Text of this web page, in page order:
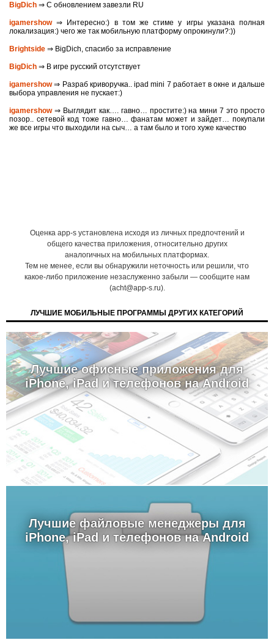
BigDich ⇒ С обновлением завезли RU
igamershow⇒ Интересно:) в том же стиме у игры указана полная
локализация:) чего же так мобильную платформу опрокинули?:))
Brightside ⇒ BigDich, спасибо за исправление
BigDich ⇒ В игре русский отсутствует
igamershow⇒ Разраб криворучка.. ipad mini 7 работает в окне и дальше
выбора управления не пускает:)
igamershow⇒ Выглядит как…. гавно… простите:) на мини 7 это просто
позор.. сетевой код тоже гавно… фанатам может и зайдет… покупали
же все игры что выходили на сыч… а там было и того хуже качество
Оценка app-s установлена исходя из личных предпочтений и
общего качества приложения, относительно других
аналогичных на мобильных платформах.
Тем не менее, если вы обнаружили неточность или решили, что
какое-либо приложение незаслуженно забыли — сообщите нам
(acht@app-s.ru).
ЛУЧШИЕ МОБИЛЬНЫЕ ПРОГРАММЫ ДРУГИХ КАТЕГОРИЙ
Лучшие офисные приложения для
iPhone, iPad и телефонов на Android
Лучшие файловые менеджеры для
iPhone, iPad и телефонов на Android